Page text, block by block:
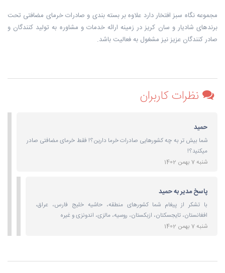
مجموعه نگاه سبز افتخار دارد علاوه بر بسته بندی و صادرات خرمای مضافتی تحت
برندهای شادیار و سان کریز در زمینه ارائه خدمات و مشاوره به تولید کنندگان و
صادر کنندگان عزیز نیز مشغول به فعالیت باشد.
نظرات کاربران
حمید
شما بیش تر به چه کشورهایی صادرات خرما دارین؟! فقط خرمای مضافتی صادر
میکنید؟!
شنبه 7 بهمن 1402
پاسخ مدیر به حمید
با تشکر از پیغام شما کشورهای منطقه، حاشیه خلیج فارس، عراق،
افغانستان، تایجسکتان، ازبکستان، روسیه، مالزی، اندونزی و غیره
شنبه 7 بهمن 1402